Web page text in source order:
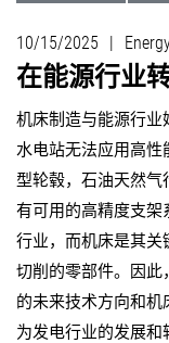
铣削
10/15/2025 |
在能源行业
机床制造与能源行业
水电站无法应用高性
型轮毂，石油天然
有可用的高精度支架
行业，而机床是其关
切削的零部件。因此
的未来技术方向和
为发电行业的发展和